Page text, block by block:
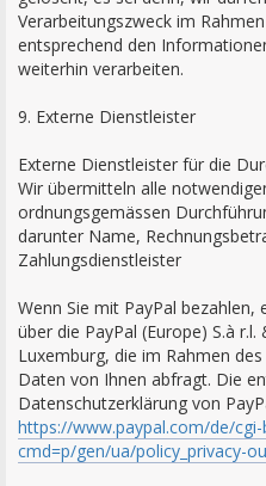
Verarbeitungszweck im
entsprechend den
weiterhin verarbeiten.
9. Externe Dienstleister
Externe Dienstleister für die
Wir übermitteln alle
ordnungsgemässen
darunter Name,
Zahlungsdienstleister
Wenn Sie mit PayPal
über die PayPal (Europe) S.à r.l.
Luxemburg, die im Rahmen
Daten von Ihnen abfragt. Die
Datenschutzerklärung von
https://www.paypal.com/de/cgi-
cmd=p/gen/ua/policy_privacy-